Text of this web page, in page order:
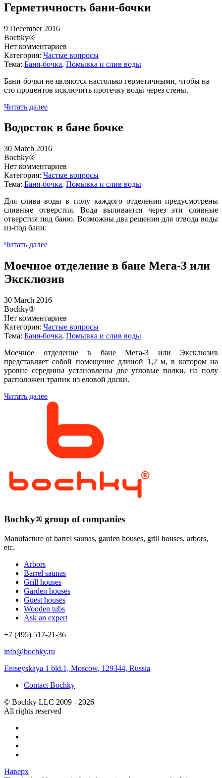
Герметичность бани-бочки
9 December 2016
Bochky®
Нет комментариев
Категория: Частые вопросы
Тема: Баня-бочка, Помывка и слив воды
Бани-бочки не являются настолько герметичными, чтобы на
сто процентов исключить протечку воды через стены.
Читать далее
Водосток в бане бочке
30 March 2016
Bochky®
Нет комментариев
Категория: Частые вопросы
Тема: Баня-бочка, Помывка и слив воды
Для слива воды в полу каждого отделения предусмотрены
сливные отверстия. Вода выливается через эти сливные
отверстия под баню. Возможны два решения для отвода воды
из-под бани:
Читать далее
Моечное отделение в бане Мега-3 или
Эксклюзив
30 March 2016
Bochky®
Нет комментариев
Категория: Частые вопросы
Тема: Баня-бочка, Помывка и слив воды
Моечное отделение в бане Мега-3 или Эксклюзив
представляет собой помещение длиной 1,2 м, в котором на
уровне середины установлены две угловые полки, на полу
расположен трапик из еловой доски.
Читать далее
Bochky® group of companies
Manufacture of barrel saunas, garden houses, grill houses, arbors,
etc.
Arbors
Barrel saunas
Grill houses
Garden houses
Guest houses
Wooden tubs
Ask an expert
+7 (495) 517-21-36
info@bochky.ru
Eniseyskaya 1 bld.1, Moscow, 129344, Russia
Contact Bochky
© Bochky LLC 2009 - 2026
All rights reserved
Наверх